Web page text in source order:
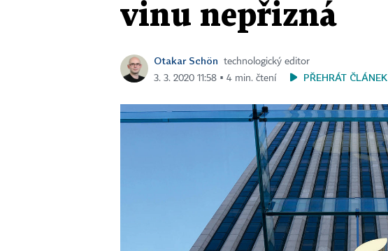
vinu nepřizná
Otakar Schön
technologický editor
3. 3. 2020 11:58 ▪ 4 min. čtení
PŘEHRÁT ČLÁNEK